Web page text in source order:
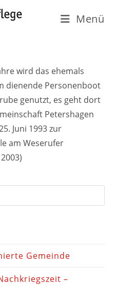
Menü
wird das ehemals
dienende Personenboot
genutzt, es geht dort
Petershagen
Juni 1993 zur
am Weserufer
Gemeinde
–